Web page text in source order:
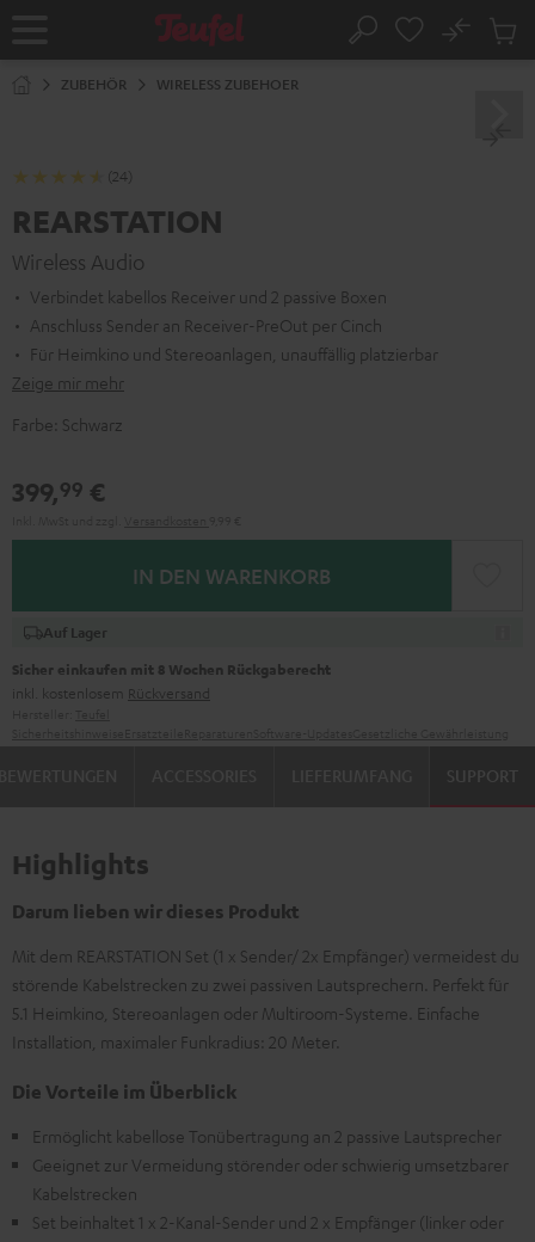
Startseite Suche
No
ZUBEHÖR WIRELESS ZUBEHOER
(24)
REARSTATION
Wireless Audio
Verbindet kabellos Receiver und 2 passive Boxen
Anschluss Sender an Receiver-PreOut per Cinch
Für Heimkino und Stereoanlagen, unauffällig platzierbar
Zeige mir mehr
Farbe: Schwarz
399,99 €
IN DEN WARENKORB
Auf Lager
Sicher einkaufen mit 8 Wochen Rückgaberecht
inkl. kostenlosem Rückversand
SUPPORT
Highlights
Darum lieben wir dieses Produkt
Mit dem REARSTATION Set (1 x Sender/ 2x Empfänger) vermeidest du
störende Kabelstrecken zu zwei passiven Lautsprechern. Perfekt für
5.1 Heimkino, Stereoanlagen oder Multiroom-Systeme. Einfache
Installation, maximaler Funkradius: 20 Meter.
Die Vorteile im Überblick
Ermöglicht kabellose Tonübertragung an 2 passive Lautsprecher
Geeignet zur Vermeidung störender oder schwierig umsetzbarer
Kabelstrecken
Set beinhaltet 1 x 2-Kanal-Sender und 2 x Empfänger (linker oder